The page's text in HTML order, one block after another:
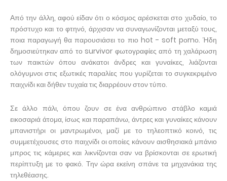
Από την άλλη, αφού είδαν ότι ο κόσμος αρέσκεται στο χυδαίο, το
πρόστυχο και το φτηνό, άρχισαν να συναγωνίζονται μεταξύ τους,
ποια παραγωγή θα παρουσιάσει το πιο hot - soft pοrnο. Ήδη
δημοσιεύτηκαν από το survivor φωτογραφίες από τη χαλάρωση
των παικτών όπου ανάκατοι άνδρες και γυναίκες, λιάζονται
ολόγυμνοι στις εξωτικές παραλίες που γυρίζεται το συγκεκριμένο
παιχνίδι και δήθεν τυχαία τις διαρρέουν στον τύπο.
Σε άλλο πάλι, όπου ζουν σε ένα ανθρώπινο στάβλο καμιά
εικοσαριά άτομα, ίσως και παραπάνω, άντρες και γυναίκες κάνουν
μπανιστήρι οι μαντρωμένοι, μαζί με το τηλεοπτικό κοινό, τις
συμμετέχουσες στο παιχνίδι οι οποίες κάνουν αισθησιακά μπάνιο
μπρος τις κάμερες και λικνίζονται σαν να βρίσκονται σε ερωτική
περίπτυξη με το φακό. Την ώρα εκείνη σπάνε τα μηχανάκια της
τηλεθέασης.